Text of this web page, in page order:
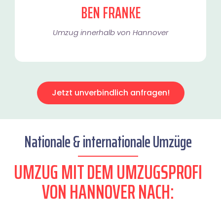
BEN FRANKE
Umzug innerhalb von Hannover​
Jetzt unverbindlich anfragen!
Nationale & internationale Umzüge
UMZUG MIT DEM UMZUGSPROFI
VON HANNOVER NACH: